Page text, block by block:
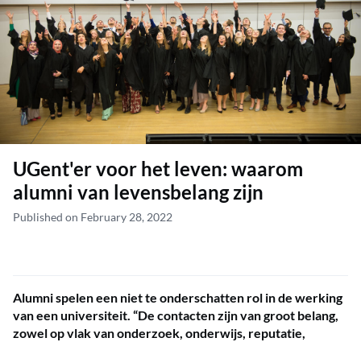
UGent'er voor het leven: waarom
alumni van levensbelang zijn
Published on February 28, 2022
Alumni spelen een niet te onderschatten rol in de werking
van een universiteit. “De contacten zijn van groot belang,
zowel op vlak van onderzoek, onderwijs, reputatie,